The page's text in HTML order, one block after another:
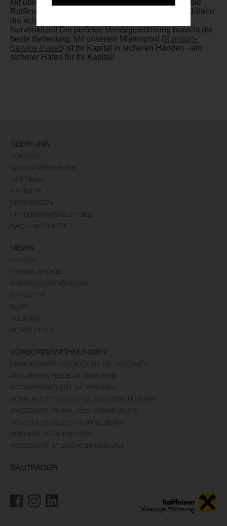
Mit über 1.500 verkauften Vorsorgewohnungen ist die
Raiffeisen Vorsorge Wohnung GmbH seit über 20 Jahren
die richtige Adresse für Ihr Investment ohne
Nervenkitzel! Die perfekte Vorsorgewohnung braucht die
beste Betreuung: Mit unserem Mietenpool (Rundum-
Service-Paket) ist Ihr Kapital in sicheren Händen - ein
sicherer Hafen für Ihr Kapital!
ÜBER UNS
KONTAKT
DAS UNTERNEHMEN
DAS TEAM
KARRIERE
REFERENZEN
UNTERNEHMENSLEITBILD
NACHHALTIGKEIT
NEWS
EVENTS
PRESSE ARTIKEL
PRESSEAUSSENDUNGEN
RATGEBER
BLOG
PODCAST
NEWSLETTER
VORSORGEWOHNUNGEN
ARAKAWASTR. 3/TOKIOSTR. 5A , 1220 WIEN
AM LANGEN FELDE 24, 1220 WIEN
OTTAKRINGER STR. 44, 1170 WIEN
ROSALIA CZECH-G. 10-12, 2100 KORNEUBURG
KWIZDASTR. 15+15A, 2100 KORNEUBURG
HOVENG. 21-23, 2100 KORNEUBURG
ROSINAG. 10-14, 1150 WIEN
KWIZDASTR. 17, 2100 KORNEUBURG
BAUTRÄGER